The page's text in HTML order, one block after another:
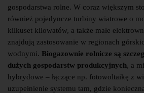
gospodarstwa rolne. W coraz większym
również pojedyncze turbiny wiatrowe o
kilkuset kilowatów, a także małe
znajdują zastosowanie w regionach
wodnymi. Biogazownie rolnicze są
dużych gospodarstw produkcyjnych, a
hybrydowe – łączące np. fotowoltaikę z
uzupełnienie systemu tam, gdzie